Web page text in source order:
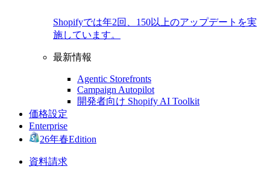
Shopifyでは年2回、150以上のアップデートを実
施しています。
最新情報
Agentic Storefronts
Campaign Autopilot
開発者向け Shopify AI Toolkit
価格設定
Enterprise
26年春Edition
資料請求